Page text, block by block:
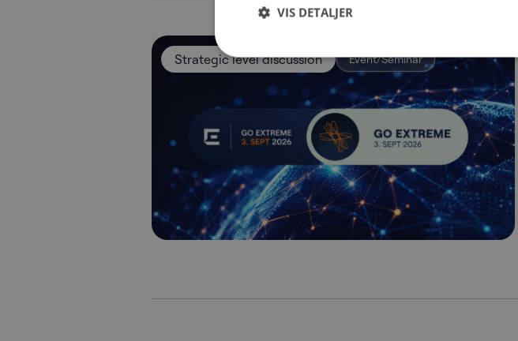
Strategic level discussion Event/Seminar
VIS DETALJER